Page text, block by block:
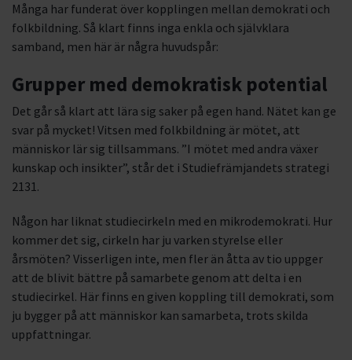
Många har funderat över kopplingen mellan demokrati och
folkbildning. Så klart finns inga enkla och självklara
samband, men här är några huvudspår:
Grupper med demokratisk potential
Det går så klart att lära sig saker på egen hand. Nätet kan ge
svar på mycket! Vitsen med folkbildning är mötet, att
människor lär sig tillsammans. ”I mötet med andra växer
kunskap och insikter”, står det i Studiefrämjandets strategi
2131.
Någon har liknat studiecirkeln med en mikrodemokrati. Hur
kommer det sig, cirkeln har ju varken styrelse eller
årsmöten? Visserligen inte, men fler än åtta av tio uppger
att de blivit bättre på samarbete genom att delta i en
studiecirkel. Här finns en given koppling till demokrati, som
ju bygger på att människor kan samarbeta, trots skilda
uppfattningar.